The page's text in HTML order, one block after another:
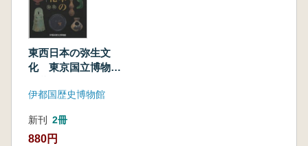
東西日本の弥生文
化 東京国立博物館
り
伊都国歴史博物館
新刊 2冊
880円